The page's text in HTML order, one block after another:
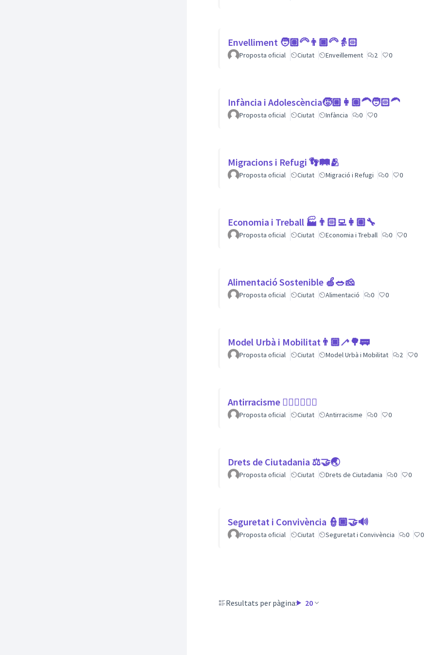
Envelliment 🧑🏽‍🦳👨🏿‍🦳👵🏻
Proposta oficial Ciutat Enveillement 2 0
Infància i Adolescència🧒🏼👩🏽‍🦱🧑🏻‍🦱
Proposta oficial Ciutat Infància 0 0
Migracions i Refugi 👣🛤🫂
Proposta oficial Ciutat Migració i Refugi 0 0
Economia i Treball 🏭👨🏻‍💻👩🏽‍🔧
Proposta oficial Ciutat Economia i Treball 0 0
Alimentació Sostenible 🍏🥗🧀
Proposta oficial Ciutat Alimentació 0 0
Model Urbà i Mobilitat👨🏿‍🦯🌳🚃
Proposta oficial Ciutat Model Urbà i Mobilitat 2 0
Antirracisme ✊🏾✊🏼✊🏿
Proposta oficial Ciutat Antirracisme 0 0
Drets de Ciutadania ⚖️🤝🌏
Proposta oficial Ciutat Drets de Ciutadania 0 0
Seguretat i Convivència 👮🏿🤝🔊
Proposta oficial Ciutat Seguretat i Convivència 0 0
Resultats per pàgina: 20